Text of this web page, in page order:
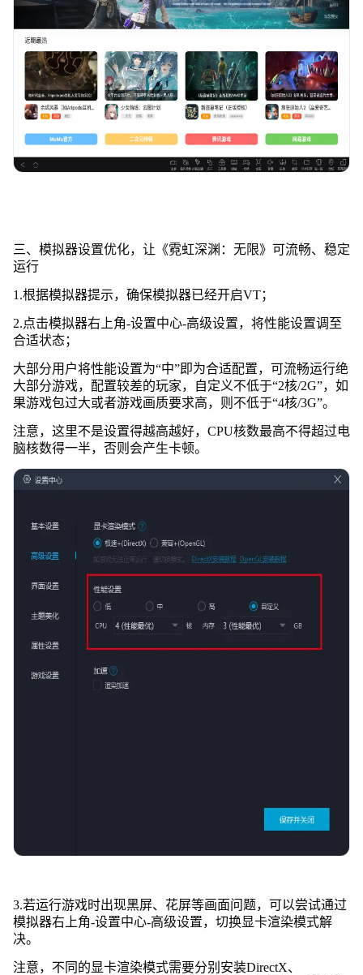
三、模拟器设置优化，让《霓虹深渊：无限》可流畅、稳定
运行
1.根据模拟器提示，确保模拟器已经开启VT；
2.点击模拟器右上角-设置中心-高级设置，将性能设置调至
合适状态；
大部分用户将性能设置为“中”即为合适配置，可流畅运行绝
大部分游戏，配置较差的玩家，自定义不低于“2核/2G”，如
果游戏包过大或者游戏画质要求高，则不低于“4核/3G”。
注意，这里不是设置得越高越好，CPU核数最高不得超过电
脑核数得一半，否则会产生卡顿。
3.若运行游戏时出现黑屏、花屏等画面问题，可以尝试通过
模拟器右上角-设置中心-高级设置，切换显卡渲染模式解
决。
注意，不同的显卡渲染模式需要分别安装DirectX、